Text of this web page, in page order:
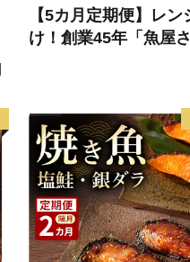
【5カ月定期便】レ
け！創業45年「魚屋
塩鮭・銀ダラ各2枚
食 おかず 簡単 手軽
さと納税】(H032115)